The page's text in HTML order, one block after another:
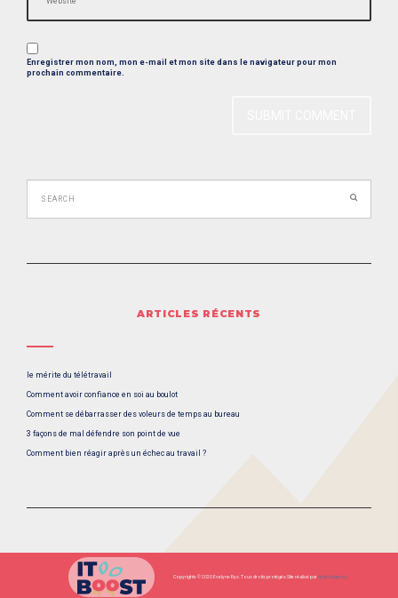
Enregistrer mon nom, mon e-mail et mon site dans le navigateur pour mon
prochain commentaire.
ARTICLES RÉCENTS
le mérite du télétravail
Comment avoir confiance en soi au boulot
Comment se débarrasser des voleurs de temps au bureau
3 façons de mal défendre son point de vue
Comment bien réagir après un échec au travail ?
Copyrights © 2020 Evelyne Rys. Tous droits protégés.Site réalisé parHydra Agency